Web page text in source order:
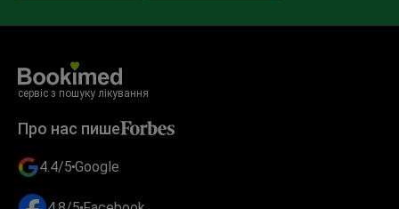
сервіс з пошуку лікування
Про нас пише
4.4/5 Google